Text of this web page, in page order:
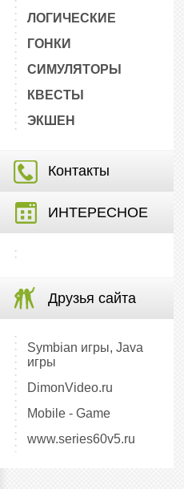
ЛОГИЧЕСКИЕ
ГОНКИ
СИМУЛЯТОРЫ
КВЕСТЫ
ЭКШЕН
Контакты
ИНТЕРЕСНОЕ
Друзья сайта
Symbian игры, Java
игры
DimonVideo.ru
Mobile - Game
www.series60v5.ru